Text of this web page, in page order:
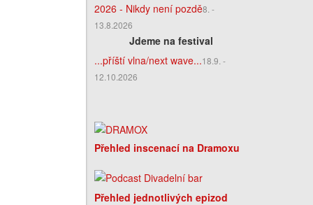
2026 - Nikdy není pozdě8. -
13.8.2026
Jdeme na festival
...příští vlna/next wave...18.9. -
12.10.2026
Přehled inscenací na Dramoxu
Přehled jednotlivých epizod